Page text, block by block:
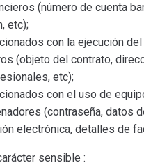
(número de cuenta
etc);
con la ejecución
(objeto del contrato,
etc);
con el uso de
(contraseña, datos
electrónica, detalles de
sensible :